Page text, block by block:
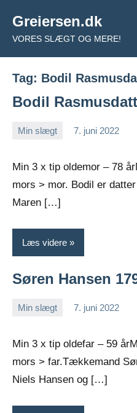
indhold
Greiersen.dk
VORES SLÆGT OG MERE!
Tag: Bodil
Bodil
Min slægt 7. juni 2022
Min 3 x tip oldemor – 78
mors > mor. Bodil er
Maren […]
Læs videre
Søren Hansen
Min slægt 7. juni 2022
Min 3 x tip oldefar – 59
mors > far.Tækkemand
Niels Hansen og […]